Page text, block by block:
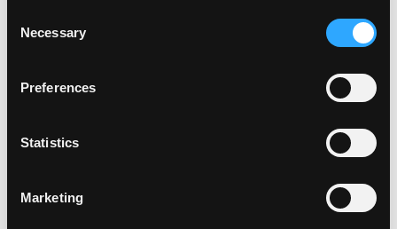
Selection
Necessary
Preferences
Statistics
Marketing
Siempre digo que me gustaría poder usar pijamas en público. No
soy fanático de la ropa rígida, y si fuera socialmente aceptable,
mangocrushlunes
Deja un
comentarioen Su nuevo plato favorito de brunch: tostadas de